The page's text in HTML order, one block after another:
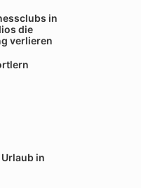
in
die
verlieren
in